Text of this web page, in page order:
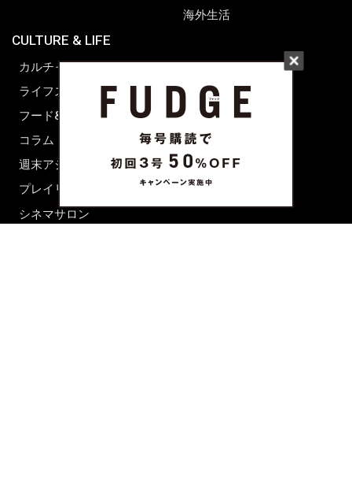
CULTURE & LIFE
カルチャー
ライフスタイル
フード&ドリンク
コラム
週末アジア
プレイリスト
シネマサロン
海外生活